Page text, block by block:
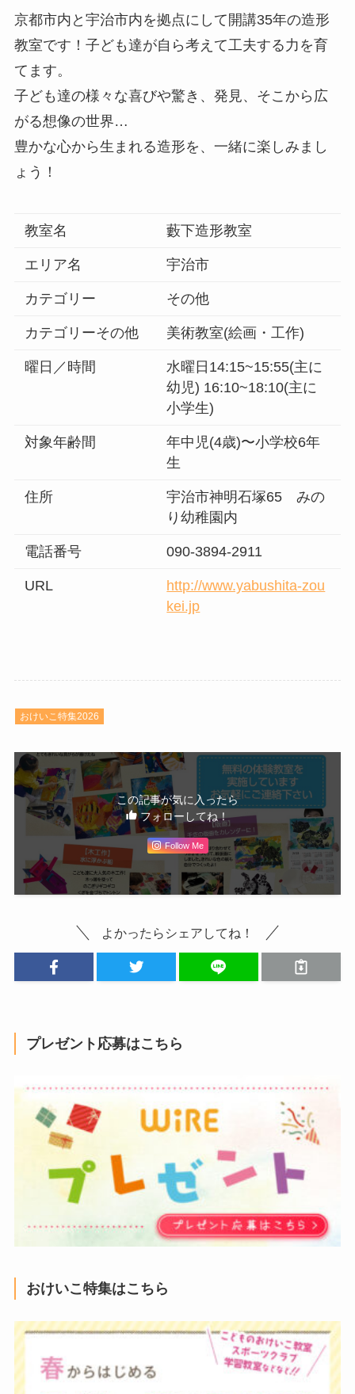
京都市内と宇治市内を拠点にして開講35年の造形
教室です！子ども達が自ら考えて工夫する力を育
てます。
子ども達の様々な喜びや驚き、発見、そこから広
がる想像の世界…
豊かな心から生まれる造形を、一緒に楽しみまし
ょう！
教室名 藪下造形教室
エリア名 宇治市
カテゴリー その他
カテゴリーその他 美術教室(絵画・工作)
曜日／時間
水曜日14:15~15:55(主に
幼児) 16:10~18:10(主に
小学生)
対象年齢間
年中児(4歳)〜小学校6年
生
住所
宇治市神明石塚65 みの
り幼稚園内
電話番号 090-3894-2911
URL
http://www.yabushita-zou
kei.jp
おけいこ特集2026
この記事が気に入ったら
フォローしてね！
Follow Me
よかったらシェアしてね！
プレゼント応募はこちら
おけいこ特集はこちら